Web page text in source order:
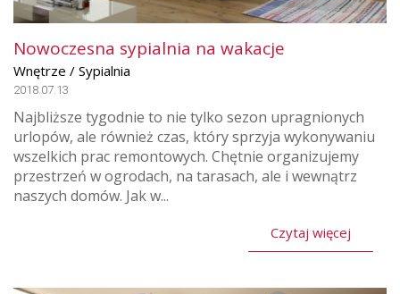
Nowoczesna sypialnia na wakacje
Wnętrze / Sypialnia
2018.07.13
Najbliższe tygodnie to nie tylko sezon upragnionych
urlopów, ale również czas, który sprzyja wykonywaniu
wszelkich prac remontowych. Chętnie organizujemy
przestrzeń w ogrodach, na tarasach, ale i wewnątrz
naszych domów. Jak w...
Czytaj więcej